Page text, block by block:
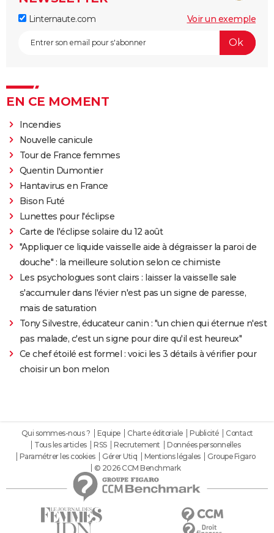
Linternaute.com Voir un exemple
EN CE MOMENT
Incendies
Nouvelle canicule
Tour de France femmes
Quentin Dumontier
Hantavirus en France
Bison Futé
Lunettes pour l'éclipse
Carte de l'éclipse solaire du 12 août
"Appliquer ce liquide vaisselle aide à dégraisser la paroi de
douche" : la meilleure solution selon ce chimiste
Les psychologues sont clairs : laisser la vaisselle sale
s'accumuler dans l'évier n'est pas un signe de paresse,
mais de saturation
Tony Silvestre, éducateur canin : "un chien qui éternue n'est
pas malade, c'est un signe pour dire qu'il est heureux"
Ce chef étoilé est formel : voici les 3 détails à vérifier pour
choisir un bon melon
Qui sommes-nous ? Equipe Charte éditoriale Publicité
Contact
Tous les articles
RSS Recrutement
Données personnelles
Paramétrer les cookies
Gérer Utiq Mentions légales
Groupe Figaro
© 2026 CCM Benchmark